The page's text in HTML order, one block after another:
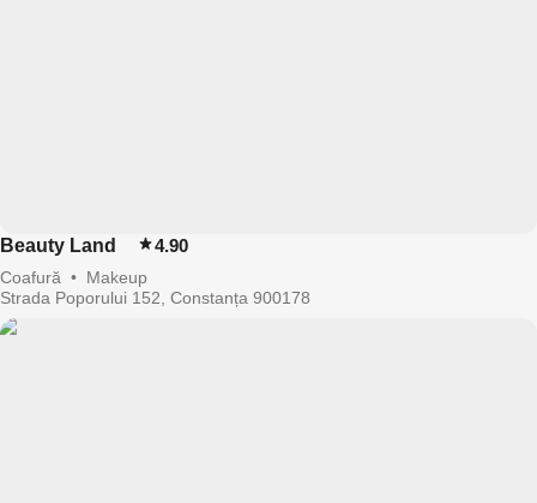
Beauty Land 4.90
Coafură • Makeup
Strada Poporului 152, Constanța 900178